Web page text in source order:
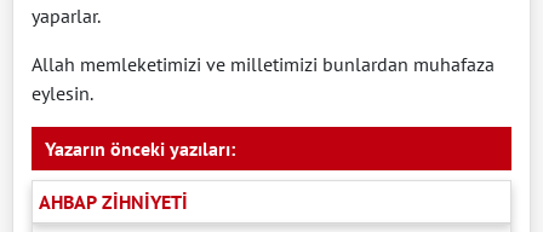
yaparlar.
Allah memleketimizi ve milletimizi bunlardan muhafaza
eylesin.
Yazarın önceki yazıları:
AHBAP ZİHNİYETİ